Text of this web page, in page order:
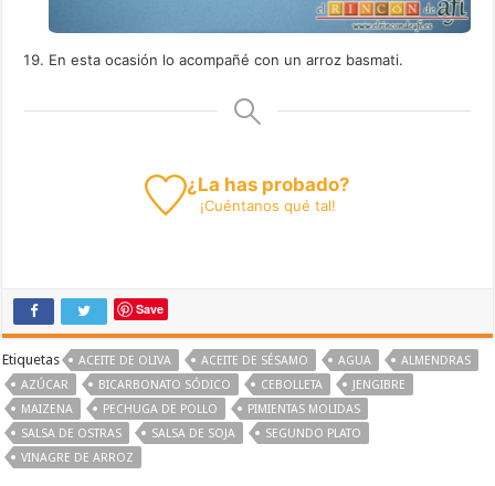
En esta ocasión lo acompañé con un arroz basmati.
¿La has probado?
¡Cuéntanos qué tal!
Save
Etiquetas ACEITE DE OLIVA ACEITE DE SÉSAMO AGUA
ALMENDRAS
AZÚCAR
BICARBONATO SÓDICO CEBOLLETA
JENGIBRE
MAIZENA
PECHUGA DE POLLO
PIMIENTAS MOLIDAS
SALSA DE OSTRAS
SALSA DE SOJA
SEGUNDO PLATO
VINAGRE DE ARROZ